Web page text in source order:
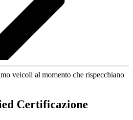
veicoli al momento che rispecchiano
Certificazione